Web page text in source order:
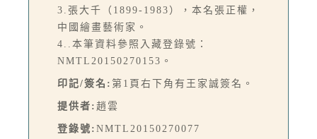
3.張大千（1899-1983），本名張正權，
中國繪畫藝術家。
4..本筆資料參照入藏登錄號：
NMTL20150270153。
印記/簽名: 第1頁右下角有王家誠簽名。
提供者: 趙雲
登錄號: NMTL20150270077